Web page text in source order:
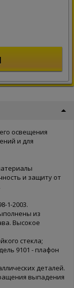
освещения
и для
и защиту от
1-2003.
из
Высокое
стекла;
9101 - плафон
деталей.
выпадения